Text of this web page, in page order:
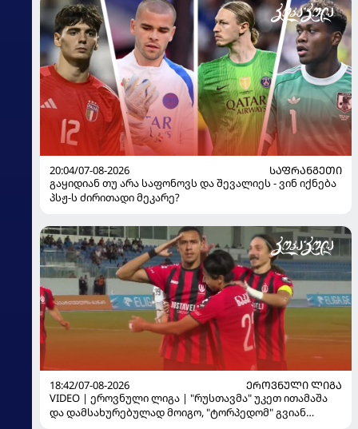
20:04/07-08-2026
ᲡᲐᲤᲠᲐᲜᲒᲔᲗᲘ
გაყიდიან თუ არა საფონოვს და შევალიეს - ვინ იქნება
პსჟ-ს ძირითადი მეკარე?
18:42/07-08-2026
ᲔᲠᲝᲕᲜᲣᲚᲘ ᲚᲘᲒᲐ
VIDEO | ეროვნული ლიგა | "რუსთავმა" უკეთ ითამაშა
და დამსახურებულად მოიგო, "ტორპედომ" გვიან